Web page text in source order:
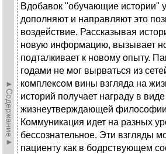
►Содержание►
Вдобавок "обучающие истории"
дополняют и направляют это
воздействие. Рассказывая
новую информацию, вызывает
подталкивает к новому опыту.
годами не мог вырваться из
комплексом вины взгляда на
историй получает награду в
жизнеутверждающей
Коммуникация идет на разных
бессознательное. Эти взгляды
пациенту как в бодрствующем